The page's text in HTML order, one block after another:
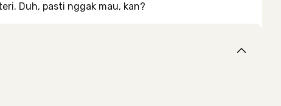
Duh, pasti nggak mau, kan?